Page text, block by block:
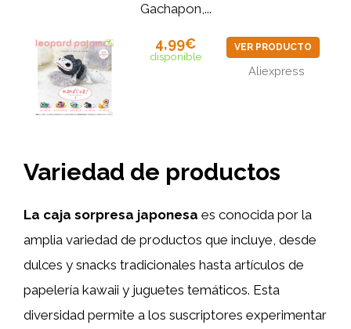
Gachapon,...
4,99€
disponible
VER PRODUCTO
Aliexpress
Variedad de productos
La caja sorpresa japonesa es conocida por la
amplia variedad de productos que incluye, desde
dulces y snacks tradicionales hasta artículos de
papelería kawaii y juguetes temáticos. Esta
diversidad permite a los suscriptores experimentar